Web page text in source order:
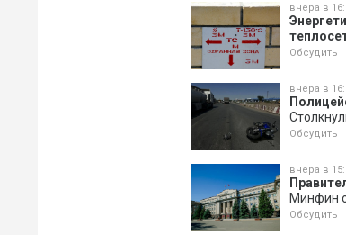
вчера в
Обсудить
вчера в
Обсудить
вчера в
Минфин
Обсудить